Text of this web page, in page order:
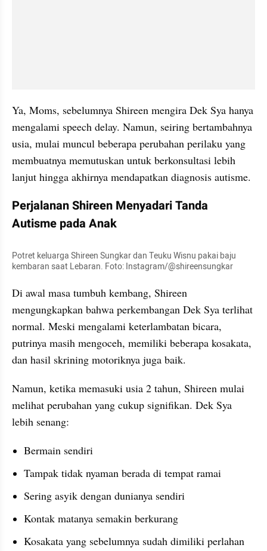
Ya, Moms, sebelumnya Shireen mengira Dek Sya hanya
mengalami speech delay. Namun, seiring bertambahnya
usia, mulai muncul beberapa perubahan perilaku yang
membuatnya memutuskan untuk berkonsultasi lebih
lanjut hingga akhirnya mendapatkan diagnosis autisme.
Perjalanan Shireen Menyadari Tanda
Autisme pada Anak
Potret keluarga Shireen Sungkar dan Teuku Wisnu pakai baju
kembaran saat Lebaran. Foto: Instagram/@shireensungkar
Di awal masa tumbuh kembang, Shireen
mengungkapkan bahwa perkembangan Dek Sya terlihat
normal. Meski mengalami keterlambatan bicara,
putrinya masih mengoceh, memiliki beberapa kosakata,
dan hasil skrining motoriknya juga baik.
Namun, ketika memasuki usia 2 tahun, Shireen mulai
melihat perubahan yang cukup signifikan. Dek Sya
lebih senang:
Bermain sendiri
Tampak tidak nyaman berada di tempat ramai
Sering asyik dengan dunianya sendiri
Kontak matanya semakin berkurang
Kosakata yang sebelumnya sudah dimiliki perlahan